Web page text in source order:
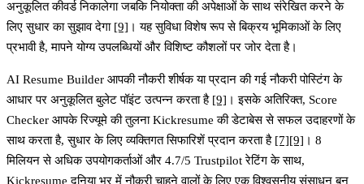
अनुकूलित कीवर्ड निकालेगा जबकि नियोक्ता की अपेक्षाओं के साथ संरेखित करने के
लिए सुधार का सुझाव देगा [9] । यह सुविधा विशेष रूप से बिक्रय भूमिकाओं के लिए
प्रभावी है, मापने योग्य उपलब्धियों और विशिष्ट कौशलों पर जोर देता है।
AI Resume Builder आपकी नौकरी शीर्षक या प्रदान की गई नौकरी पोस्टिंग के
आधार पर अनुकूलित बुलेट पॉइंट उत्पन्न करता है [9] । इसके अतिरिक्त, Score
Checker आपके रिज्यूमे की तुलना Kickresume की डेटाबेस से सफल उदाहरणों के
साथ करता है, सुधार के लिए व्यक्तिगत सिफारिशें प्रदान करता है [7][9] । 8
मिलियन से अधिक उपयोगकर्ताओं और 4.7/5 Trustpilot रेटिंग के साथ,
Kickresume दुनिया भर में नौकरी चाहने वालों के लिए एक विश्वसनीय संसाधन बन